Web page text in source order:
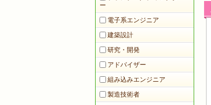
ー
電子系エンジニア
建築設計
研究・開発
アドバイザー
組み込みエンジニア
製造技術者